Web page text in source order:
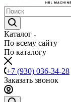
Каталог
По всему сайту
По каталогу
+7 (930) 036-34-28
Заказать звонок